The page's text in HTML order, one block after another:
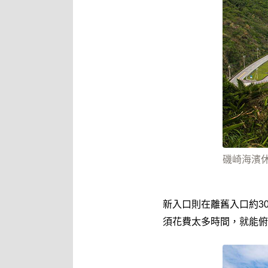
磯崎海濱
新入口則在離舊入口約
須花費太多時間，就能